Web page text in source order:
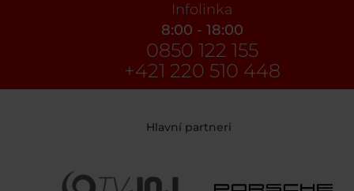
Infolinka
8:00 - 18:00
0850 122 155
+421 220 510 448
Hlavní partneri